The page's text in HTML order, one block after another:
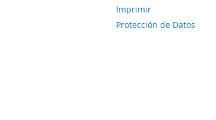
Imprimir
Protección de Datos